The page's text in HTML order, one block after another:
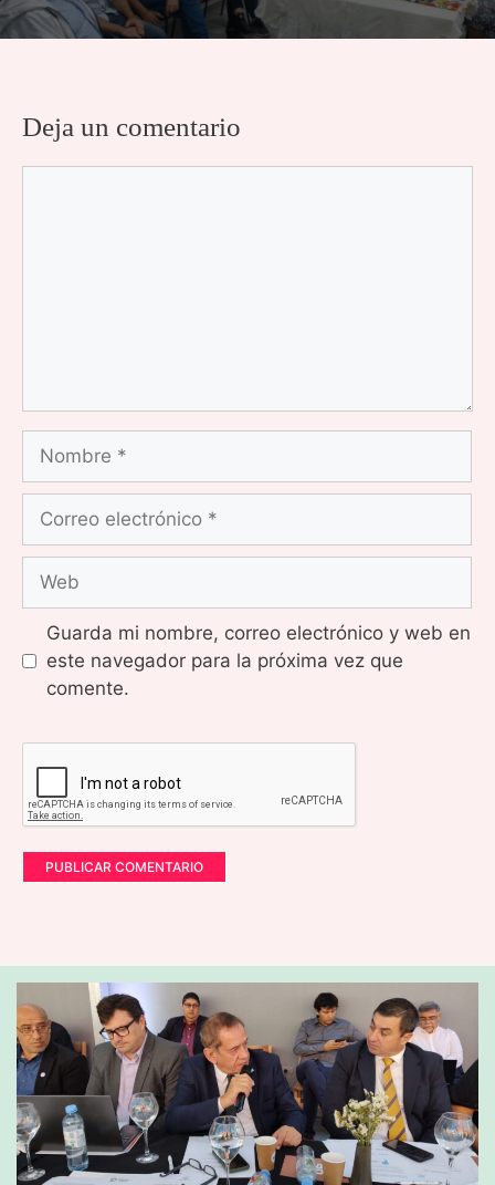
Deja un comentario
Nombre
Correo
Web
Guarda mi nombre, correo electrónico y web en
este navegador para la próxima vez que
comente.